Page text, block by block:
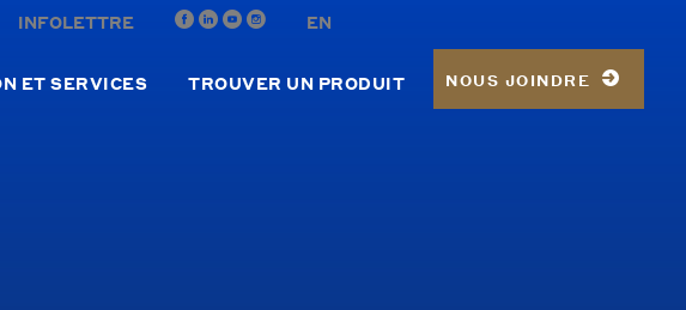
INFOLETTRE EN
ET SERVICES TROUVER UN PRODUIT NOUS JOINDRE